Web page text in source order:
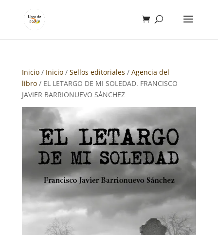
Inicio/ Inicio/ Sellos editoriales / Agencia del
libro/ EL LETARGO DE MI SOLEDAD. FRANCISCO
JAVIER BARRIONUEVO SÁNCHEZ